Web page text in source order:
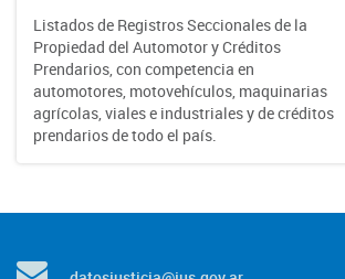
Listados de Registros Seccionales de la
Propiedad del Automotor y Créditos
Prendarios, con competencia en
automotores, motovehículos, maquinarias
agrícolas, viales e industriales y de créditos
prendarios de todo el país.